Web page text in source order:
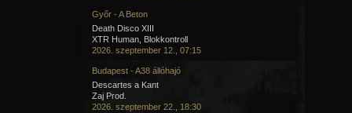
Győr - A Beton
Death Disco XIII
XTR Human, Blokkontroll
2026. szeptember 12., 07:15
Budapest - A38 állóhajó
Descartes a Kant
Zaj Prod.
2026. szeptember 22., 18:30